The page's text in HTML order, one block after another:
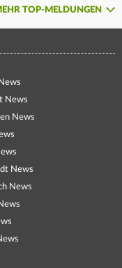
TOP-MELDUNGEN
News
News
News
News